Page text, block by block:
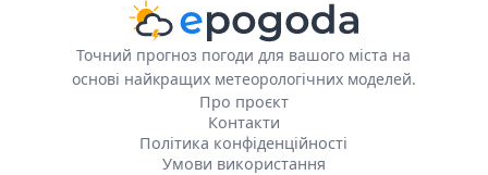
Точний прогноз погоди для вашого міста на
основі найкращих метеорологічних моделей.
Про проєкт
Контакти
Політика конфіденційності
Умови використання